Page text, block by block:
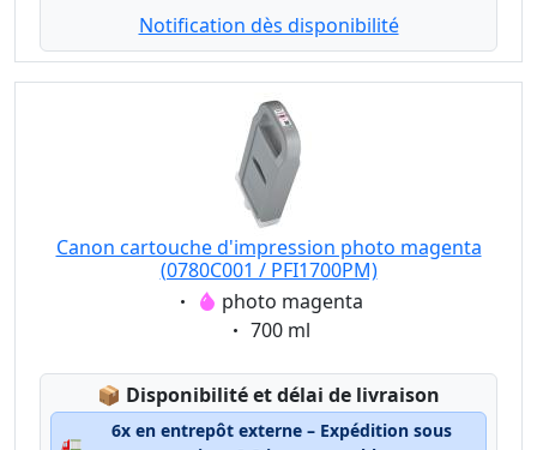
Notification dès disponibilité
Canon cartouche d'impression photo magenta
(0780C001 / PFI1700PM)
Eigenschaft:
photo magenta
Eigenschaft:
700 ml
📦 Lagerstatus:
Disponibilité et délai de livraison
🚛
6x en entrepôt externe – Expédition sous